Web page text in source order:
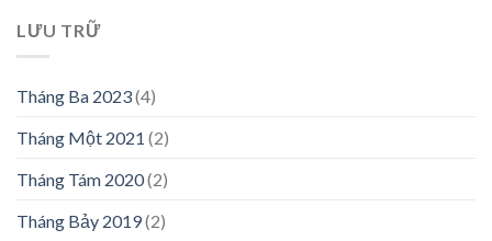
LƯU TRỮ
Tháng Ba 2023(4)
Tháng Một 2021 (2)
Tháng Tám 2020(2)
Tháng Bảy 2019(2)